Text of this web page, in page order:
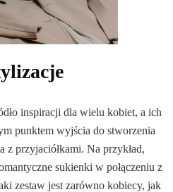
inspiracji dla wielu kobiet, a ich
punktem wyjścia do stworzenia
z przyjaciółkami. Na przykład,
sukienki w połączeniu z
zestaw jest zarówno kobiecy, jak